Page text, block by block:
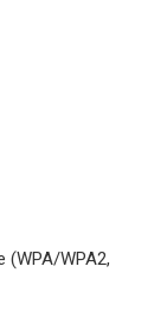
(WPA/WPA2,